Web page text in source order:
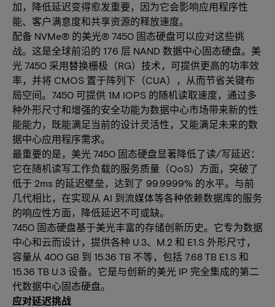
加，降低延迟变得愈发重要，因为它会影响应用程序性
能、客户满意度和共享资源的释放速度。
配备 NVMe® 的美光® 7450 固态硬盘可以应对这些挑
战。这是全球前沿的 176 层 NAND 数据中心固态硬盘。美
光 7450 采用替换栅极（RG）技术，可提供更高的功率效
率，并将 CMOS 置于阵列下（CUA），从而节省关键布
局空间。7450 可提供 1M IOPS 的随机读取速度，通过多
种外形尺寸和增强的安全功能为数据中心市场带来新的性
能能力，既能满足当前的设计灵活性，又能满足未来的数
据中心应用程序需求。
最重要的是，美光 7450 固态硬盘显著降低了读/写延迟：
它在随机读写工作负载的服务质量（QoS）方面，突破了
低于 2ms 的延迟壁垒，达到了 99.9999% 的水平。与前
几代相比，在实现从 AI 到流媒体等各种依赖数据库的服务
的响应性方面，降低延迟不可或缺。
7450 固态硬盘基于美光丰富的存储创新历史。它专为数据
中心和云而设计，提供各种 U.3、M.2 和 E1.S 外形尺寸，
容量从 400 GB 到 15.36 TB 不等，包括 7.68 TB E1.S 和
15.36 TB U.3 设备。它是与创新的美光 IP 完全集成的第二
代数据中心固态硬盘。
应对延迟挑战